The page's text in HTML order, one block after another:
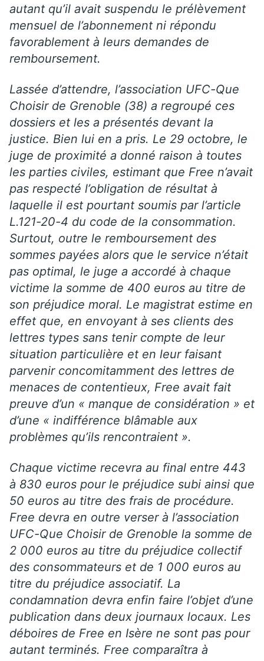
autant qu’il avait suspendu le prélèvement
mensuel de l’abonnement ni répondu
favorablement à leurs demandes de
remboursement.
Lassée d’attendre, l’association UFC-Que
Choisir de Grenoble (38) a regroupé ces
dossiers et les a présentés devant la
justice. Bien lui en a pris. Le 29 octobre, le
juge de proximité a donné raison à toutes
les parties civiles, estimant que Free n’avait
pas respecté l’obligation de résultat à
laquelle il est pourtant soumis par l’article
L.121-20-4 du code de la consommation.
Surtout, outre le remboursement des
sommes payées alors que le service n’était
pas optimal, le juge a accordé à chaque
victime la somme de 400 euros au titre de
son préjudice moral. Le magistrat estime en
effet que, en envoyant à ses clients des
lettres types sans tenir compte de leur
situation particulière et en leur faisant
parvenir concomitamment des lettres de
menaces de contentieux, Free avait fait
preuve d’un « manque de considération » et
d’une « indifférence blâmable aux
problèmes qu’ils rencontraient ».
Chaque victime recevra au final entre 443
à 830 euros pour le préjudice subi ainsi que
50 euros au titre des frais de procédure.
Free devra en outre verser à l’association
UFC-Que Choisir de Grenoble la somme de
2 000 euros au titre du préjudice collectif
des consommateurs et de 1 000 euros au
titre du préjudice associatif. La
condamnation devra enfin faire l’objet d’une
publication dans deux journaux locaux. Les
déboires de Free en Isère ne sont pas pour
autant terminés. Free comparaîtra à